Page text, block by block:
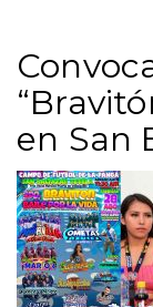
en San